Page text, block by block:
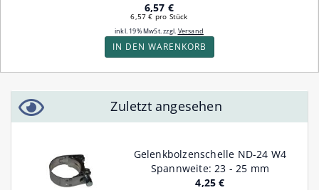
6,57 €
6,57 € pro Stück
inkl. 19% MwSt. zzgl. Versand
IN DEN WARENKORB
Zuletzt angesehen
Gelenkbolzenschelle ND-24 W4
Spannweite: 23 - 25 mm
4,25 €